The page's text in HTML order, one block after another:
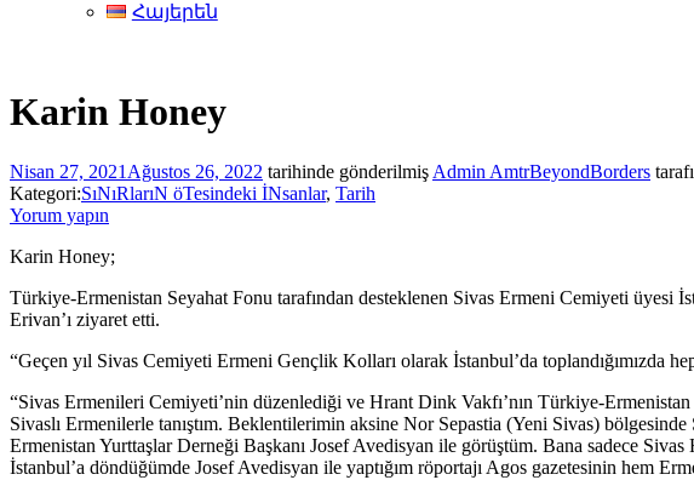
Հայերեն
Karin Honey
Nisan 27, 2021 Ağustos 26, 2022 tarihinde gönderilmiş Admin AmtrBeyondBorders
Kategori:SıNıRlarıN öTesindeki İNsanlar, Tarih
Yorum yapın
Karin Honey;
Türkiye-Ermenistan Seyahat Fonu tarafından desteklenen Sivas Ermeni Cemiyeti üyesi
Erivan’ı ziyaret etti.
“Geçen yıl Sivas Cemiyeti Ermeni Gençlik Kolları olarak İstanbul’da toplandığımızda
“Sivas Ermenileri Cemiyeti’nin düzenlediği ve Hrant Dink Vakfı’nın Türkiye-
Sivaslı Ermenilerle tanıştım. Beklentilerimin aksine Nor Sepastia (Yeni Sivas)
Ermenistan Yurttaşlar Derneği Başkanı Josef Avedisyan ile görüştüm. Bana sadece
İstanbul’a döndüğümde Josef Avedisyan ile yaptığım röportajı Agos gazetesinin hem